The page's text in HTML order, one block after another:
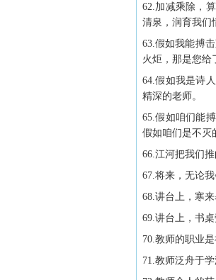
62.加减乘除，
清泉，润育我们
63.假如我能搏
火炬，那是您给
64.假如我是诗
精深的老师。
65.假如咱们能
假如咱们是不灭
66.江河把我们
67.将来，无论
68.讲台上，寒
69.讲台上，书
70.教师的职业
71.教师泛舟于